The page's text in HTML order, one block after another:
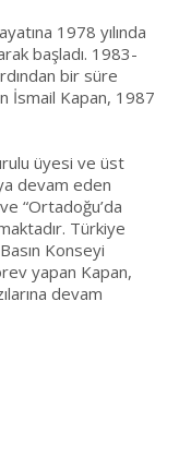
1978 yılında
başladı. 1983-
bir süre
İsmail Kapan, 1987
üyesi ve üst
devam eden
“Ortadoğu’da
Türkiye
Konseyi
yapan Kapan,
devam